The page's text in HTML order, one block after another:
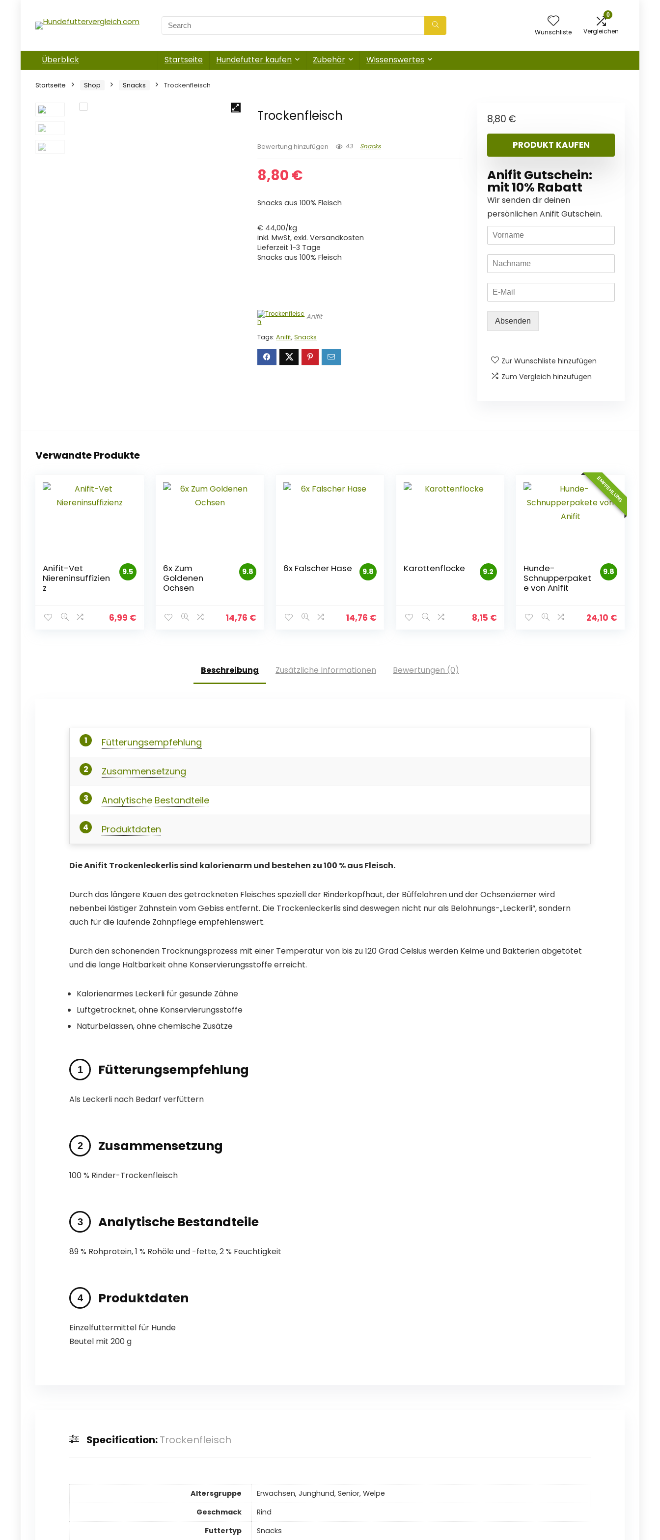
Wunschliste
0
Vergleichen
Überblick Startseite Hundefutter kaufen Zubehör Wissenswertes
Startseite Shop Snacks Trockenfleisch
Trockenfleisch
Bewertung hinzufügen 43 Snacks
8,80 €
Snacks aus 100% Fleisch
€ 44,00/kg
inkl. MwSt, exkl. Versandkosten
Lieferzeit 1-3 Tage
Snacks aus 100% Fleisch
Anifit
Tags:Anifit,Snacks
8,80 €
PRODUKT KAUFEN
Anifit Gutschein:
mit 10% Rabatt
Wir senden dir deinen
persönlichen Anifit Gutschein.
Absenden
Zur Wunschliste hinzufügen
Zum Vergleich hinzufügen
Verwandte Produkte
9.5
Anifit-Vet
Niereninsuffizien
z
6,99 €
9.8
6x Zum
Goldenen
Ochsen
14,76 €
9.8
6x Falscher Hase
14,76 €
9.2
Karottenflocke
8,15 €
EMPFEHLUNG
9.8
Hunde-
Schnupperpaket
e von Anifit
24,10 €
Beschreibung Zusätzliche Informationen Bewertungen (0)
Fütterungsempfehlung
Zusammensetzung
Analytische Bestandteile
Produktdaten
Die Anifit Trockenleckerlis sind kalorienarm und bestehen zu 100 % aus Fleisch.
Durch das längere Kauen des getrockneten Fleisches speziell der Rinderkopfhaut, der Büffelohren und der Ochsenziemer wird
nebenbei lästiger Zahnstein vom Gebiss entfernt. Die Trockenleckerlis sind deswegen nicht nur als Belohnungs-„Leckerli“, sondern
auch für die laufende Zahnpflege empfehlenswert.
Durch den schonenden Trocknungsprozess mit einer Temperatur von bis zu 120 Grad Celsius werden Keime und Bakterien abgetötet
und die lange Haltbarkeit ohne Konservierungsstoffe erreicht.
Kalorienarmes Leckerli für gesunde Zähne
Luftgetrocknet, ohne Konservierungsstoffe
Naturbelassen, ohne chemische Zusätze
Fütterungsempfehlung
Als Leckerli nach Bedarf verfüttern
Zusammensetzung
100 % Rinder-Trockenfleisch
Analytische Bestandteile
89 % Rohprotein, 1 % Rohöle und -fette, 2 % Feuchtigkeit
Produktdaten
Einzelfuttermittel für Hunde
Beutel mit 200 g
Specification:Trockenfleisch
Al­ters­grup­pe
Erwachsen, Junghund, Senior, Welpe
Ge­schmack
Rind
Futtertyp
Snacks